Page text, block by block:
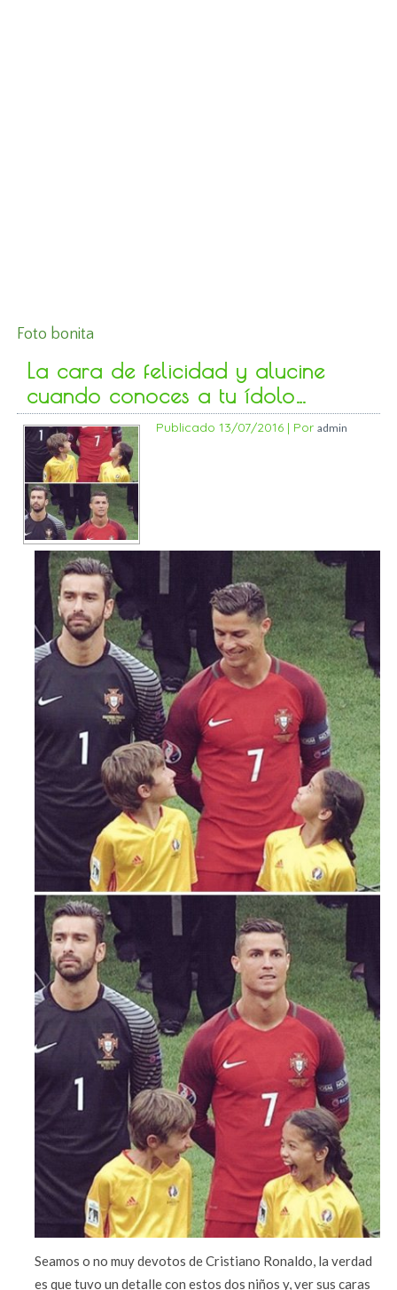
Foto bonita
La cara de felicidad y alucine
cuando conoces a tu ídolo…
Publicado 13/07/2016 | Por admin
Seamos o no muy devotos de Cristiano Ronaldo, la verdad
es que tuvo un detalle con estos dos niños y, ver sus caras